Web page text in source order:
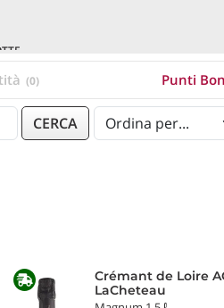
(0) Punti
CERCA
Crémant de Loire
LaCheteau